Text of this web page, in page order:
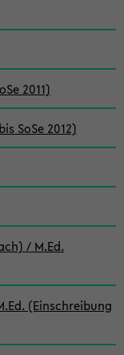
2011)
SoSe 2012)
/ M.Ed.
(Einschreibung